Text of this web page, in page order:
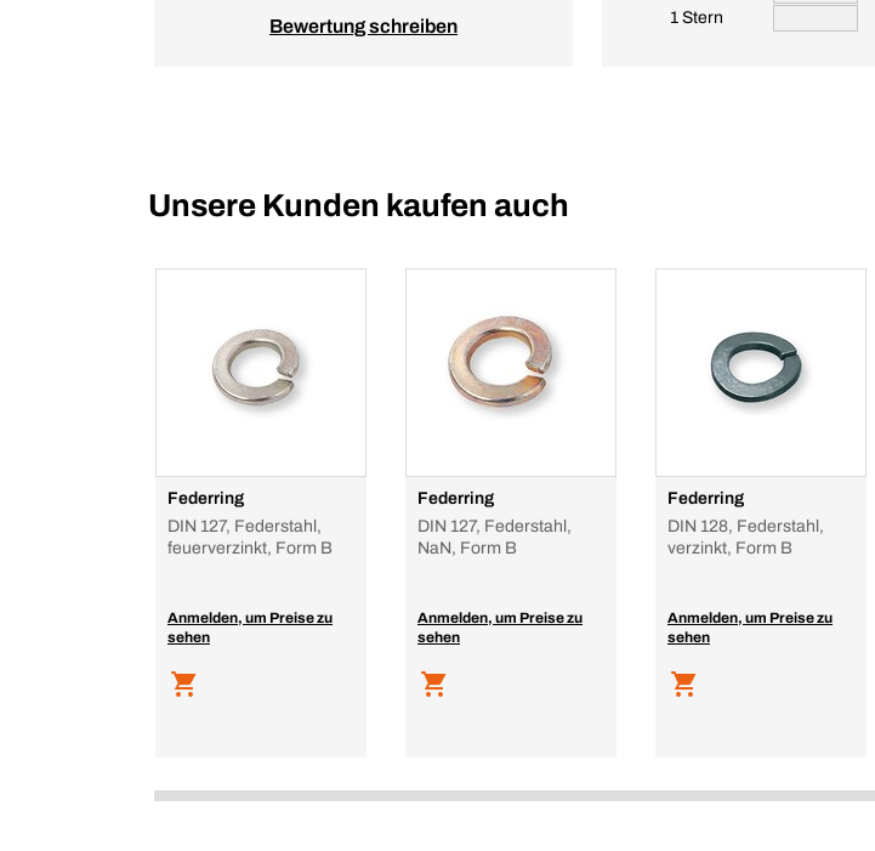
Bewertung schreiben
1 Stern
Unsere Kunden kaufen auch
Federring
DIN 127, Federstahl,
feuerverzinkt, Form B
Anmelden, um Preise zu
sehen
Federring
DIN 127, Federstahl,
NaN, Form B
Anmelden, um Preise zu
sehen
Federring
DIN 128, Federstahl,
verzinkt, Form B
Anmelden, um Preise zu
sehen